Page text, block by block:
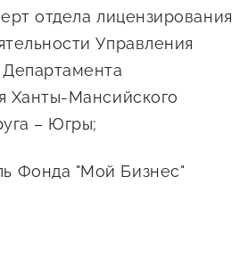
успеха
успеха
услуг в
центра
успеха
и
экспорта
отдела лицензирования
Управления
Ханты-Мансийского
– Югры;
Фонда "Мой Бизнес"